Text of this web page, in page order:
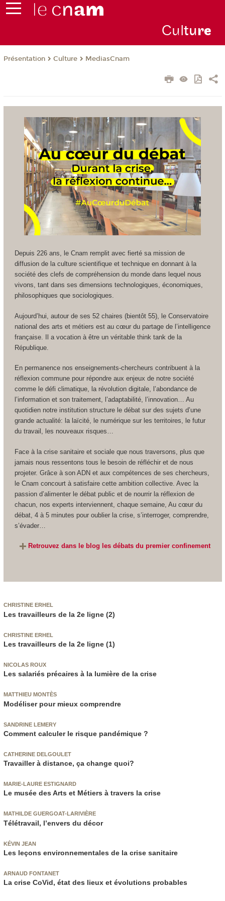
Culture
Présentation Culture MediasCnam
Depuis 226 ans, le Cnam remplit avec fierté sa mission de
diffusion de la culture scientifique et technique en donnant à la
société des clefs de compréhension du monde dans lequel nous
vivons, tant dans ses dimensions technologiques, économiques,
philosophiques que sociologiques.
Aujourd’hui, autour de ses 52 chaires (bientôt 55), le Conservatoire
national des arts et métiers est au cœur du partage de l’intelligence
française. Il a vocation à être un véritable think tank de la
République.
En permanence nos enseignements-chercheurs contribuent à la
réflexion commune pour répondre aux enjeux de notre société
comme le défi climatique, la révolution digitale, l’abondance de
l’information et son traitement, l’adaptabilité, l’innovation… Au
quotidien notre institution structure le débat sur des sujets d’une
grande actualité: la laïcité, le numérique sur les territoires, le futur
du travail, les nouveaux risques…
Face à la crise sanitaire et sociale que nous traversons, plus que
jamais nous ressentons tous le besoin de réfléchir et de nous
projeter. Grâce à son ADN et aux compétences de ses chercheurs,
le Cnam concourt à satisfaire cette ambition collective. Avec la
passion d’alimenter le débat public et de nourrir la réflexion de
chacun, nos experts interviennent, chaque semaine, Au cœur du
débat, 4 à 5 minutes pour oublier la crise, s’interroger, comprendre,
s’évader…
Retrouvez dans le blog les débats du premier confinement
CHRISTINE ERHEL
Les travailleurs de la 2e ligne (2)
CHRISTINE ERHEL
Les travailleurs de la 2e ligne (1)
NICOLAS ROUX
Les salariés précaires à la lumière de la crise
MATTHIEU MONTÈS
Modéliser pour mieux comprendre
SANDRINE LEMERY
Comment calculer le risque pandémique ?
CATHERINE DELGOULET
Travailler à distance, ça change quoi?
MARIE-LAURE ESTIGNARD
Le musée des Arts et Métiers à travers la crise
MATHILDE GUERGOAT-LARIVIÈRE
Télétravail, l’envers du décor
KÉVIN JEAN
Les leçons environnementales de la crise sanitaire
ARNAUD FONTANET
La crise CoVid, état des lieux et évolutions probables